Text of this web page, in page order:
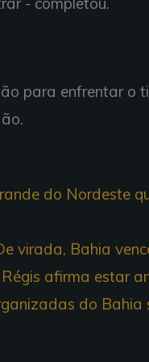
para enfrentar o
do Nordeste
virada, Bahia
afirma estar
do Bahia